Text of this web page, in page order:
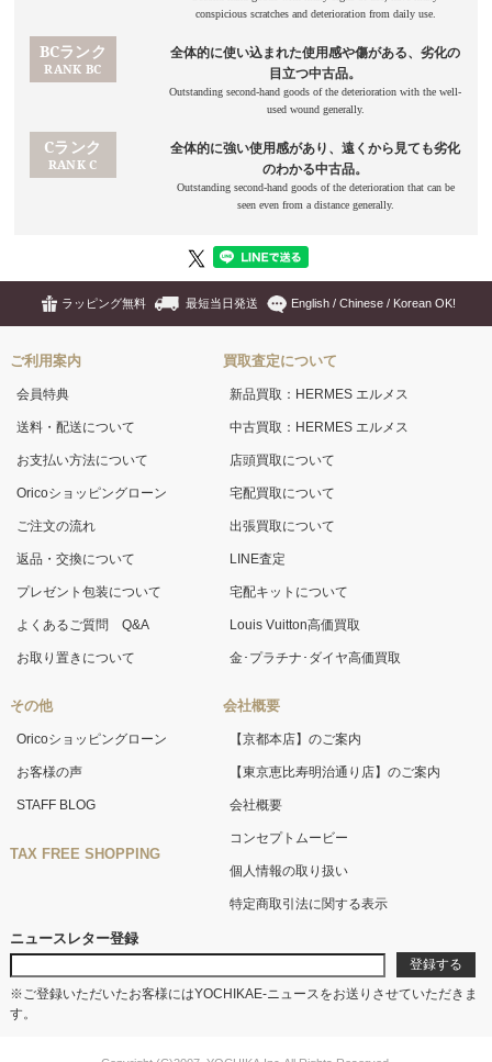
ラッピング無料 最短当日発送 English / Chinese / Korean OK!
ご利用案内
会員特典
送料・配送について
お支払い方法について
Oricoショッピングローン
ご注文の流れ
返品・交換について
プレゼント包装について
よくあるご質問 Q&A
お取り置きについて
その他
Oricoショッピングローン
お客様の声
STAFF BLOG
TAX FREE SHOPPING
買取査定について
新品買取：HERMES エルメス
中古買取：HERMES エルメス
店頭買取について
宅配買取について
出張買取について
LINE査定
宅配キットについて
Louis Vuitton高価買取
金･プラチナ･ダイヤ高価買取
会社概要
【京都本店】のご案内
【東京恵比寿明治通り店】のご案内
会社概要
コンセプトムービー
個人情報の取り扱い
特定商取引法に関する表示
ニュースレター登録
※ご登録いただいたお客様にはYOCHIKAE-ニュースをお送りさせていただきま
す。